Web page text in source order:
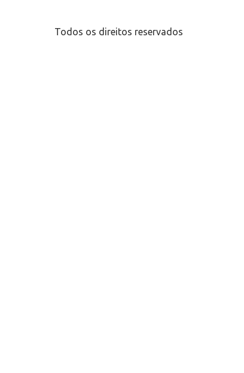
Todos os direitos reservados